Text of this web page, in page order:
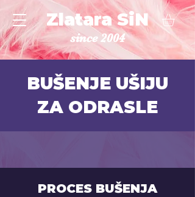
Zlatara SiN
since 2004
BUŠENJE UŠIJU
ZA ODRASLE
PROCES BUŠENJA